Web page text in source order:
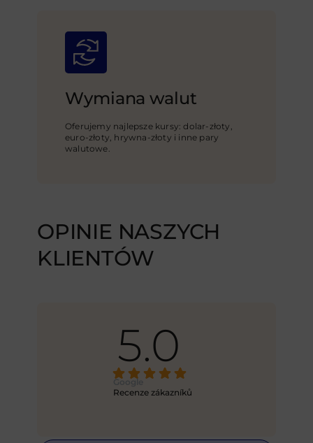
Wymiana walut
Oferujemy najlepsze kursy: dolar-złoty,
euro-złoty, hrywna-złoty i inne pary
walutowe.
OPINIE NASZYCH
KLIENTÓW
5.0
Google
Recenze zákazníků